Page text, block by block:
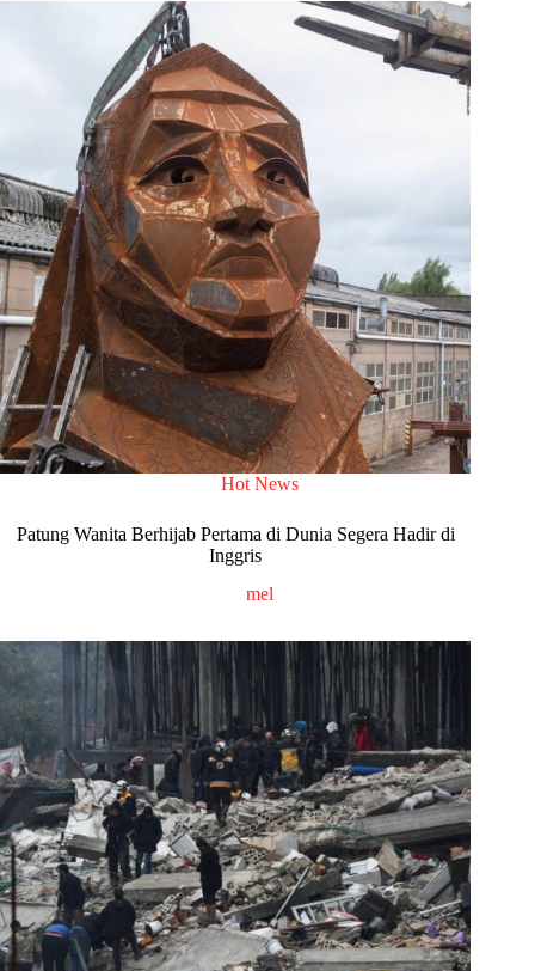
Hot News
Patung Wanita Berhijab Pertama di Dunia Segera Hadir di
Inggris
mel